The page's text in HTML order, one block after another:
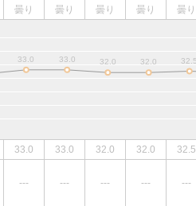
曇り 曇り 曇り 曇り 曇り
33.0 33.0 32.0 32.0 32.5
--- --- --- --- ---